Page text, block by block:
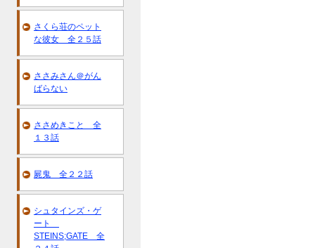
さくら荘のペット
な彼女 全２５話
ささみさん＠がん
ばらない
ささめきこと 全
１３話
屍鬼 全２２話
シュタインズ・ゲ
ート
STEINS;GATE 全